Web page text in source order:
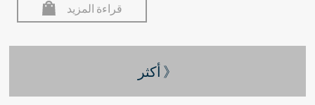
قراءة المزيد
أكثر 》